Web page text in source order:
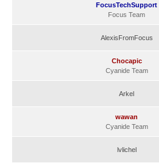
FocusTechSupport
Focus Team
AlexisFromFocus
Chocapic
Cyanide Team
Arkel
wawan
Cyanide Team
lvlichel